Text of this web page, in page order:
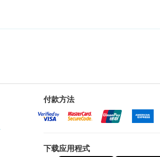
付款方法
下载应用程式